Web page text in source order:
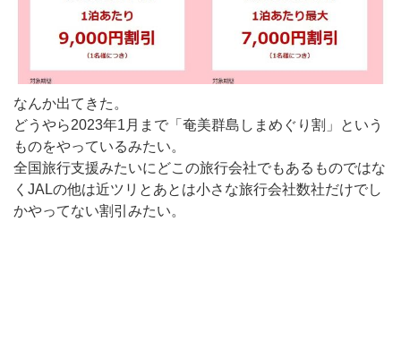
なんか出てきた。
どうやら2023年1月まで「奄美群島しまめぐり割」という
ものをやっているみたい。
全国旅行支援みたいにどこの旅行会社でもあるものではな
くJALの他は近ツリとあとは小さな旅行会社数社だけでし
かやってない割引みたい。